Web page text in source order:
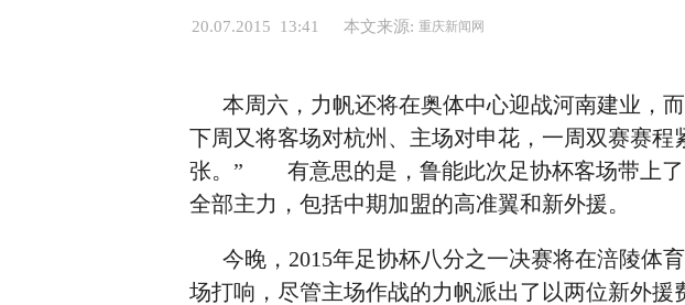
20.07.2015 13:41 本文来源: 重庆新闻网
本周六，力帆还将在奥体中心迎战河南建业，而
下周又将客场对杭州、主场对申花，一周双赛赛程
张。” 有意思的是，鲁能此次足协杯客场带上了
全部主力，包括中期加盟的高准翼和新外援。
今晚，2015年足协杯八分之一决赛将在涪陵体育
场打响，尽管主场作战的力帆派出了以两位新外援